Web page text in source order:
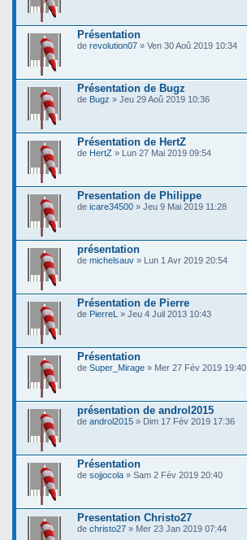
Présentation
de revolution07 » Ven 30 Aoû 2019 10:34
Présentation de Bugz
de Bugz » Jeu 29 Aoû 2019 10:36
Présentation de HertZ
de HertZ » Lun 27 Mai 2019 09:54
Presentation de Philippe
de icare34500 » Jeu 9 Mai 2019 11:28
présentation
de michelsauv » Lun 1 Avr 2019 20:54
Présentation de Pierre
de PierreL » Jeu 4 Juil 2013 10:43
Présentation
de Super_Mirage » Mer 27 Fév 2019 19:40
présentation de androl2015
de androl2015 » Dim 17 Fév 2019 17:36
Présentation
de sojjocola » Sam 2 Fév 2019 20:40
Presentation Christo27
de christo27 » Mer 23 Jan 2019 07:44